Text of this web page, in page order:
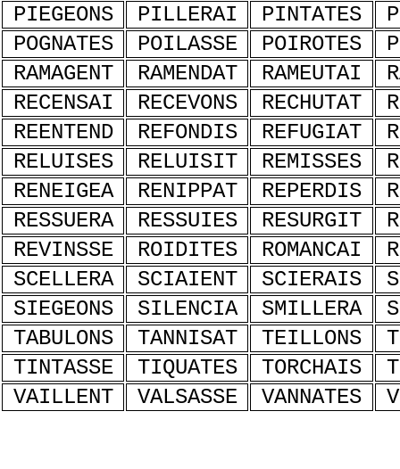
PIEGEONS
PILLERAI PINTATES
POGNATES
POILASSE POIROTES
RAMAGENT
RAMENDAT RAMEUTAI
RECENSAI
RECEVONS RECHUTAT
REENTEND
REFONDIS REFUGIAT
RELUISES
RELUISIT REMISSES
RENEIGEA
RENIPPAT REPERDIS
RESSUERA
RESSUIES RESURGIT
REVINSSE
ROIDITES ROMANCAI
SCELLERA
SCIAIENT SCIERAIS
SIEGEONS
SILENCIA SMILLERA
TABULONS
TANNISAT TEILLONS
TINTASSE
TIQUATES TORCHAIS
VAILLENT
VALSASSE VANNATES